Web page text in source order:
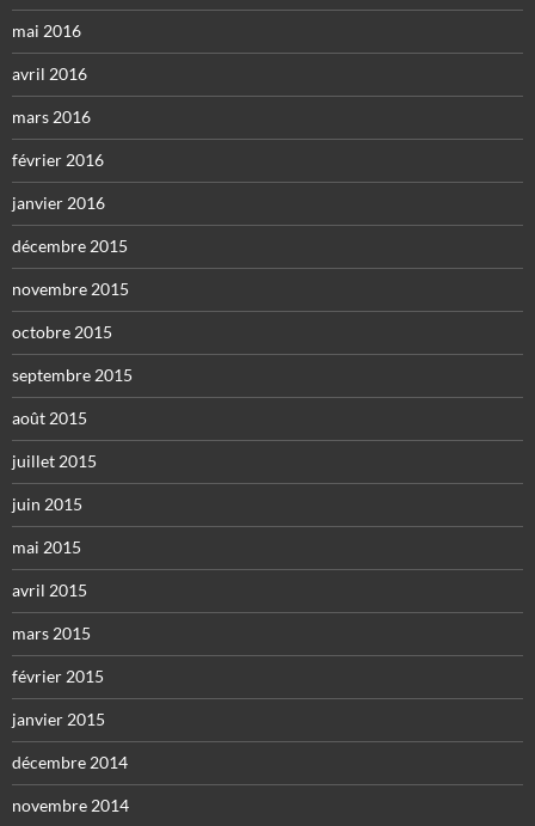
mai 2016
avril 2016
mars 2016
février 2016
janvier 2016
décembre 2015
novembre 2015
octobre 2015
septembre 2015
août 2015
juillet 2015
juin 2015
mai 2015
avril 2015
mars 2015
février 2015
janvier 2015
décembre 2014
novembre 2014